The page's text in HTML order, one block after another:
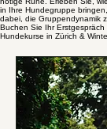
Miteinander. Buchen Sie Ihr
Rudel & Harmonie
Hektik und Konflikte im
nötige Ruhe. Erleben Sie,
in Ihre Hundegruppe
Buchen Sie Ihr Erstgespräch
Hundekurse in Zürich &